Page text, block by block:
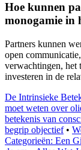
Hoe kunnen
monogamie in
Partners kunnen
open
verwachtingen, het
investeren in de
De Intrinsieke
moet weten over
betekenis van
begrip objectief•
Categorieën: Een